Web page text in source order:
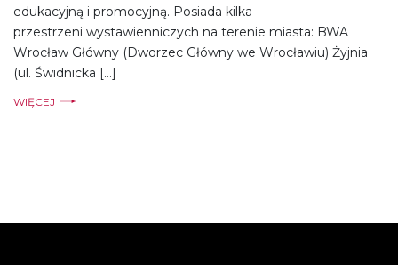
edukacyjną i promocyjną. Posiada kilka
przestrzeni wystawienniczych na terenie miasta: BWA
Wrocław Główny (Dworzec Główny we Wrocławiu) Żyjnia
(ul. Świdnicka […]
WIĘCEJ